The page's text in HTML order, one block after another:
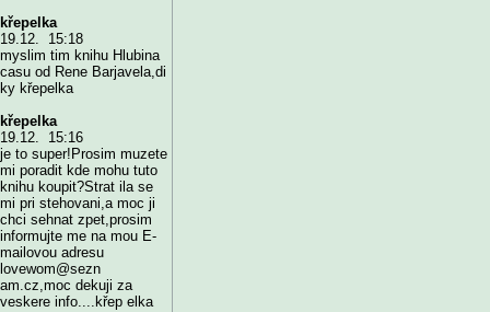
křepelka
19.12. 15:18
myslim tim knihu Hlubina
casu od Rene Barjavela,di
ky křepelka
křepelka
19.12. 15:16
je to super!Prosim muzete
mi poradit kde mohu tuto
knihu koupit?Strat ila se
mi pri stehovani,a moc ji
chci sehnat zpet,prosim
informujte me na mou E-
mailovou adresu
lovewom@sezn
am.cz,moc dekuji za
veskere info....křep elka